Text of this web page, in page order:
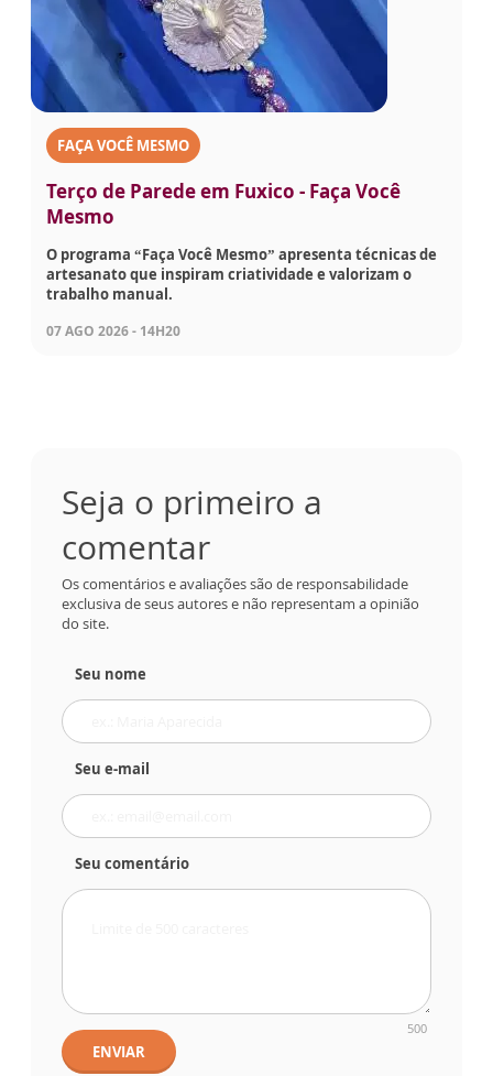
FAÇA VOCÊ MESMO
Terço de Parede em Fuxico - Faça Você
Mesmo
O programa “Faça Você Mesmo” apresenta técnicas de
artesanato que inspiram criatividade e valorizam o
trabalho manual.
07 AGO 2026 - 14H20
Seja o primeiro a
comentar
Os comentários e avaliações são de responsabilidade
exclusiva de seus autores e não representam a opinião
do site.
Seu nome
Seu e-mail
Seu comentário
500
ENVIAR